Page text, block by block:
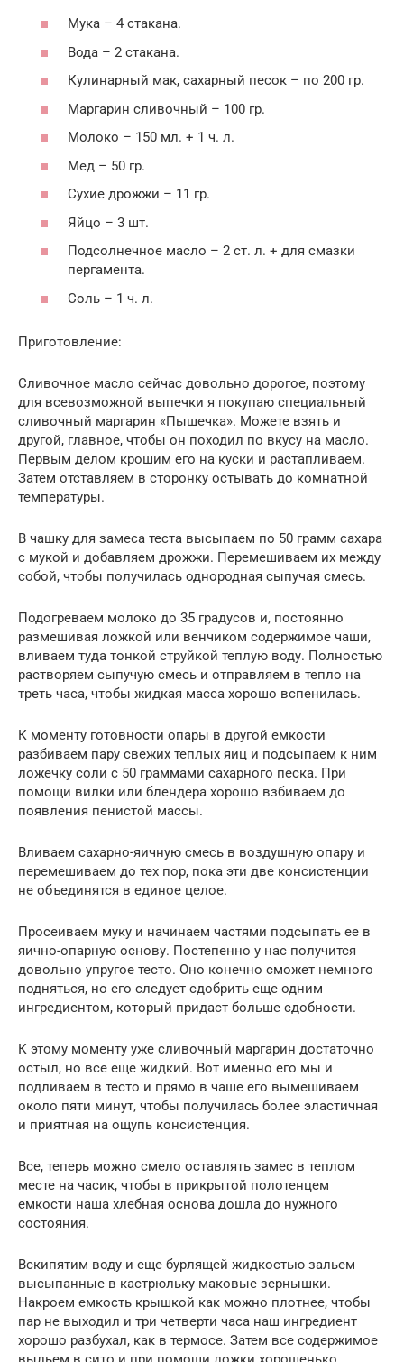
Мука – 4 стакана.
Вода – 2 стакана.
Кулинарный мак, сахарный песок – по 200 гр.
Маргарин сливочный – 100 гр.
Молоко – 150 мл. + 1 ч. л.
Мед – 50 гр.
Сухие дрожжи – 11 гр.
Яйцо – 3 шт.
Подсолнечное масло – 2 ст. л. + для смазки
пергамента.
Соль – 1 ч. л.
Приготовление:
Сливочное масло сейчас довольно дорогое, поэтому
для всевозможной выпечки я покупаю специальный
сливочный маргарин «Пышечка». Можете взять и
другой, главное, чтобы он походил по вкусу на масло.
Первым делом крошим его на куски и растапливаем.
Затем отставляем в сторонку остывать до комнатной
температуры.
В чашку для замеса теста высыпаем по 50 грамм сахара
с мукой и добавляем дрожжи. Перемешиваем их между
собой, чтобы получилась однородная сыпучая смесь.
Подогреваем молоко до 35 градусов и, постоянно
размешивая ложкой или венчиком содержимое чаши,
вливаем туда тонкой струйкой теплую воду. Полностью
растворяем сыпучую смесь и отправляем в тепло на
треть часа, чтобы жидкая масса хорошо вспенилась.
К моменту готовности опары в другой емкости
разбиваем пару свежих теплых яиц и подсыпаем к ним
ложечку соли с 50 граммами сахарного песка. При
помощи вилки или блендера хорошо взбиваем до
появления пенистой массы.
Вливаем сахарно-яичную смесь в воздушную опару и
перемешиваем до тех пор, пока эти две консистенции
не объединятся в единое целое.
Просеиваем муку и начинаем частями подсыпать ее в
яично-опарную основу. Постепенно у нас получится
довольно упругое тесто. Оно конечно сможет немного
подняться, но его следует сдобрить еще одним
ингредиентом, который придаст больше сдобности.
К этому моменту уже сливочный маргарин достаточно
остыл, но все еще жидкий. Вот именно его мы и
подливаем в тесто и прямо в чаше его вымешиваем
около пяти минут, чтобы получилась более эластичная
и приятная на ощупь консистенция.
Все, теперь можно смело оставлять замес в теплом
месте на часик, чтобы в прикрытой полотенцем
емкости наша хлебная основа дошла до нужного
состояния.
Вскипятим воду и еще бурлящей жидкостью зальем
высыпанные в кастрюльку маковые зернышки.
Накроем емкость крышкой как можно плотнее, чтобы
пар не выходил и три четверти часа наш ингредиент
хорошо разбухал, как в термосе. Затем все содержимое